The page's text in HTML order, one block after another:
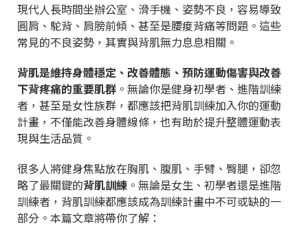
現代人長時間坐辦公室、滑手機、姿勢不良，容易導致
圓肩、駝背、肩膀前傾、甚至是腰痠背痛等問題。這些
常見的不良姿勢，其實與背肌無力息息相關。
背肌是維持身體穩定、改善體態、預防運動傷害與改善
下背疼痛的重要肌群 。無論你是健身初學者、進階訓練
者，甚至是女性族群，都應該把背肌訓練加入你的運動
計畫，不僅能改善身體線條，也有助於提升整體運動表
現與生活品質。
很多人將健身焦點放在胸肌、腹肌、手臂、臀腿，卻忽
略了最關鍵的背肌訓練 。無論是女生、初學者還是進階
訓練者，背肌訓練都應該成為訓練計畫中不可或缺的一
部分。本篇文章將帶你了解：